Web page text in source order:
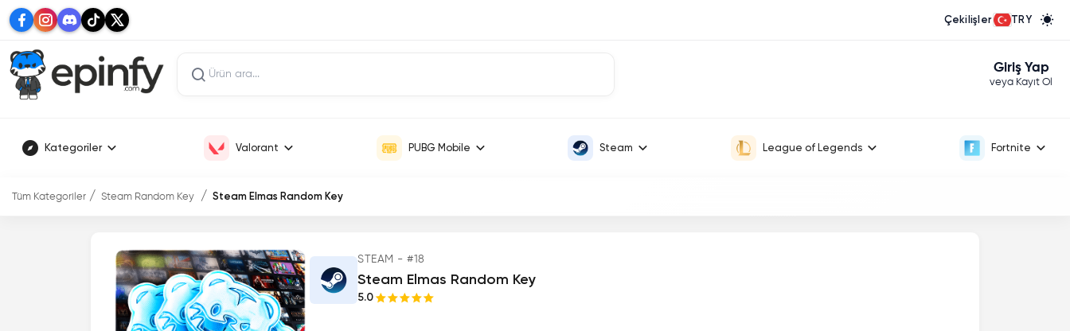
Çekilişler TRY
Giriş Yap
veya Kayıt Ol
Kategoriler Valorant PUBG Mobile Steam League of Legends Fortnite
Tüm Kategoriler Steam Random Key Steam Elmas Random Key
STEAM - #18
Steam Elmas Random Key
5.0